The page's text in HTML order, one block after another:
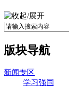
版块导航
新闻专区
学习强国